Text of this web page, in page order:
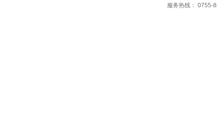
服务热线： 0755-